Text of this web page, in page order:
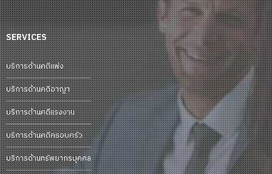
SERVICES
บริการด้านคดีแพ่ง
บริการด้านคดีอาญา
บริการด้านคดีแรงงาน
บริการด้านคดีครอบครัว
บริการด้านทรัพยากรบุคคล